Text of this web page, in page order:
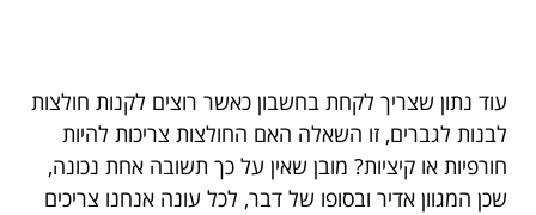
עוד נתון שצריך לקחת בחשבון כאשר רוצים לקנות חולצות
לבנות לגברים, זו השאלה האם החולצות צריכות להיות
חורפיות או קיציות? מובן שאין על כך תשובה אחת נכונה,
שכן המגוון אדיר ובסופו של דבר, לכל עונה אנחנו צריכים